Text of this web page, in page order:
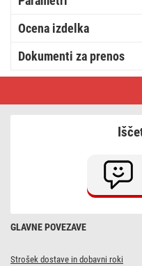
Ocena izdelka
Dokumenti za prenos
svetilka
GLAVNE POVEZAVE
Strošek dostave in dobavni roki